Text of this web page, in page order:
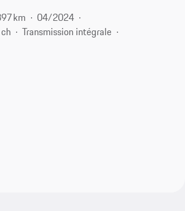
km
04/2024
Transmission intégrale